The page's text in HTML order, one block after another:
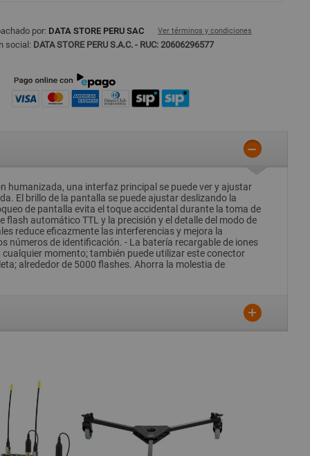
por: DATA STORE PERU SAC Ver términos y condiciones
social: DATA STORE PERU S.A.C. - RUC: 20606296577
humanizada, una interfaz principal se puede ver y ajustar
El brillo de la pantalla se puede ajustar deslizando la
de pantalla evita el toque accidental durante la toma de
automático TTL y la precisión y el detalle del modo de
reduce eficazmente las interferencias y mejora la
números de identificación. - La batería recargable de iones
momento; también puede utilizar este conector
alrededor de 5000 flashes. Ahorra la molestia de